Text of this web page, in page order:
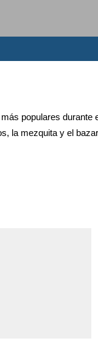
populares durante
la mezquita y el